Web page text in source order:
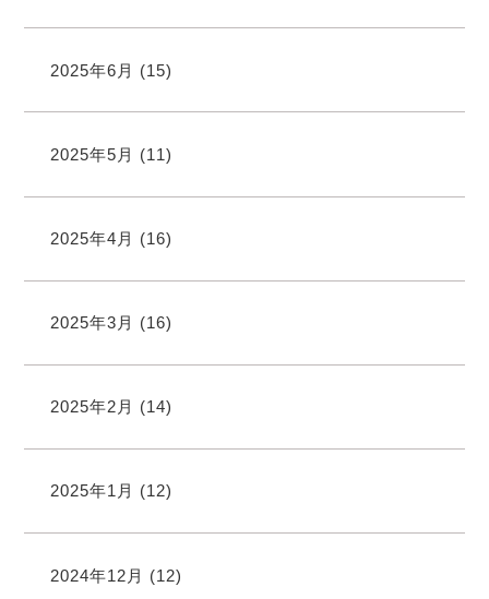
2025年6月 (15)
2025年5月 (11)
2025年4月 (16)
2025年3月 (16)
2025年2月 (14)
2025年1月 (12)
2024年12月 (12)